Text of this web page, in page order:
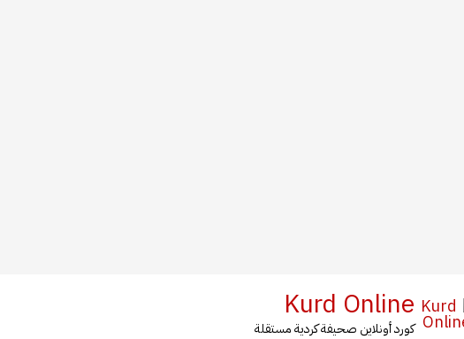
Kurd Online
كورد أونلاين صحيفة كردية مستقلة